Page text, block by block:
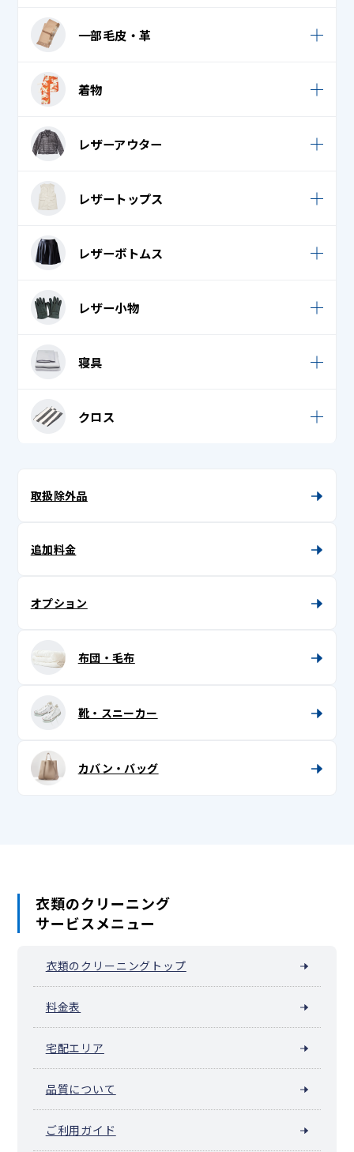
ナース服
作業着
白衣 / スクラブ
法被 (はっぴ)
スカーフ
タオル・フェイスタオル・バスタオル
ネクタイ・リボン
ハンカチ
ビブス・ゼッケン
マフラー
手袋
毛皮コート
毛皮ベスト
毛皮ボレロ
毛皮ワンピース
一部毛皮・革
一部毛皮・革
着物
袷 (小紋・紬)
腰巻 (裾よけ)
七五三 (袴)
七五三 (袴帯)
七五三着物
単衣
着物帯
半衿
半襦袢
兵児帯 (へこ帯)・三尺 (さんじゃく)
レザーアウター
レザーコート (革コート)
レザーダウンベスト
レザームートンジャンパー
革ジャン / レザージャケット
レザートップス
レザーシャツ
レザーボトムス
レザースカート
レザーパンツ
レザー小物
レザー手袋 (革手袋)
寝具
シーツ
布団カバー
クロス
テーブルマット・ランチョンマット
取扱除外品
追加料金
オプション
布団・毛布
靴・スニーカー
カバン・バッグ
衣類のクリーニング
サービスメニュー
衣類のクリーニングトップ
料金表
宅配エリア
品質について
ご利用ガイド